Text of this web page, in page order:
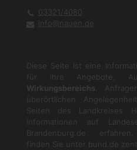
03321/4080
info@nauen.de
Diese Seite ist eine
für ihre Angebote,
Wirkungsbereichs .
überörtlichen
Seiten des Landkreises
Informationen auf
Brandenburg.de
erfahren.
finden Sie unter
bund.de